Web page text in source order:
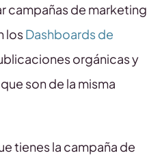
campañas de marketing
losDashboards de
orgánicas y
son de la misma
tienes la campaña de